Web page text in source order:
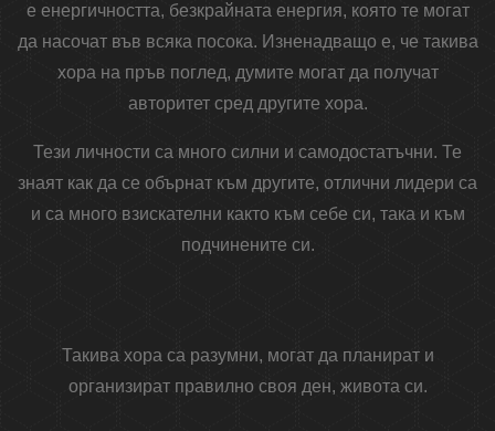
е енергичността, безкрайната енергия, която те могат
да насочат във всяка посока. Изненадващо е, че такива
хора на пръв поглед, думите могат да получат
авторитет сред другите хора.
Тези личности са много силни и самодостатъчни. Те
знаят как да се обърнат към другите, отлични лидери са
и са много взискателни както към себе си, така и към
подчинените си.
Такива хора са разумни, могат да планират и
организират правилно своя ден, живота си.